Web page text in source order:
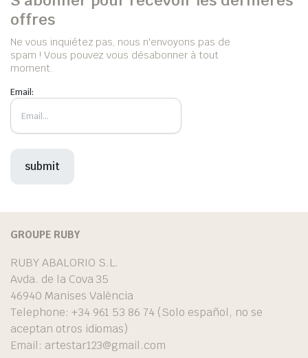
offres
Ne vous inquiétez pas, nous n'envoyons pas de
spam ! Vous pouvez vous désabonner à tout
moment.
Email:
GROUPE RUBY
RUBY ABALORIO S.L.
Avda. de la Cova 35
46940 Manises València
Telephone: +34 961 53 86 74 (Solo español, no se
aceptan otros idiomas)
Email: artestar123@gmail.com